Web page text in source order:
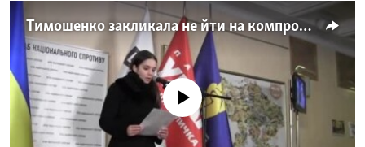
Перейти
до
пошуку
ПОГЛЯД
ІНТЕРВ'Ю
ВСЕ ЗА ДЕНЬ
СПЕЦПРОЕКТИ
ДЕПОРТАЦІЯ
ЯК ОБІЙТИ БЛОКУВАННЯ
Тимошенко закликала не йти на компроміси з владою
No media source currently available